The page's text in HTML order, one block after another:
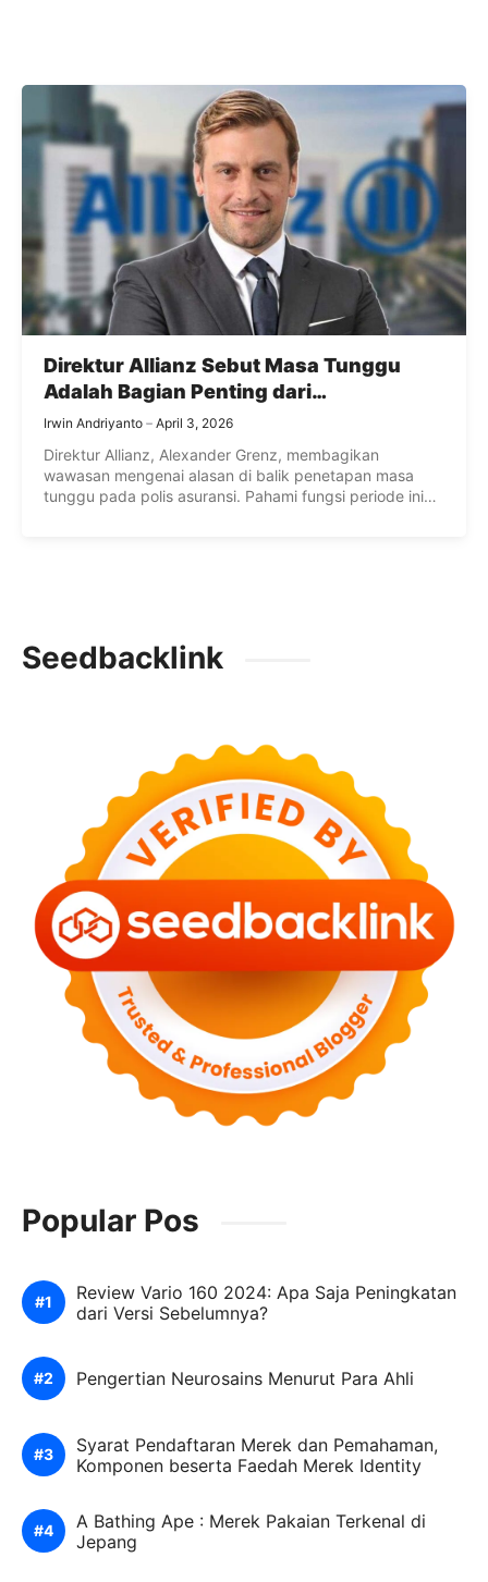
Direktur Allianz Sebut Masa Tunggu
Adalah Bagian Penting dari
Perlindungan
Irwin Andriyanto April 3, 2026
Direktur Allianz, Alexander Grenz, membagikan
wawasan mengenai alasan di balik penetapan masa
tunggu pada polis asuransi. Pahami fungsi periode ini
Seedbacklink
Popular Pos
Review Vario 160 2024: Apa Saja Peningkatan
dari Versi Sebelumnya?
Pengertian Neurosains Menurut Para Ahli
Syarat Pendaftaran Merek dan Pemahaman,
Komponen beserta Faedah Merek Identity
A Bathing Ape : Merek Pakaian Terkenal di
Jepang